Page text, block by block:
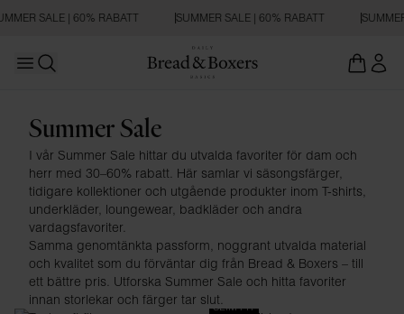
SALE | 60% RABATT SUMMER SALE | 60% RABATT
Open main menu
Dam
Summer Sale
I vår Summer Sale hittar du utvalda favoriter för dam och
herr med 30–60% rabatt. Här samlar vi säsongsfärger,
tidigare kollektioner och utgående produkter inom T-shirts,
underkläder, loungewear, badkläder och andra
vardagsfavoriter.
Samma genomtänkta passform, noggrant utvalda material
och kvalitet som du förväntar dig från Bread & Boxers – till
ett bättre pris. Utforska Summer Sale och hitta favoriter
innan storlekar och färger tar slut.SLIM FIT